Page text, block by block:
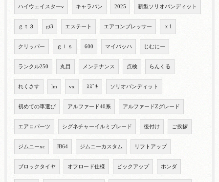
ハイウェイスターv キャラバン 2025 新型ソリオバンディット
ｇｔ３ gt3 エステート エアコンプレッサー ｘ1
クリッパー ｇｌｓ 600 マイバッハ じむにー
ランクル250 丸目 メンテナンス 点検 らんくる
れくさす lm vx ｽｽﾞｷ ソリオバンディット
初めての車選び アルファード40系 アルファードZグレード
エアロパーツ シグネチャーイルミブレード 後付け ご挨拶
ジムニーxc JB64 ジムニーカスタム リフトアップ
ブロックタイヤ オフロード仕様 ピックアップ ホンダ